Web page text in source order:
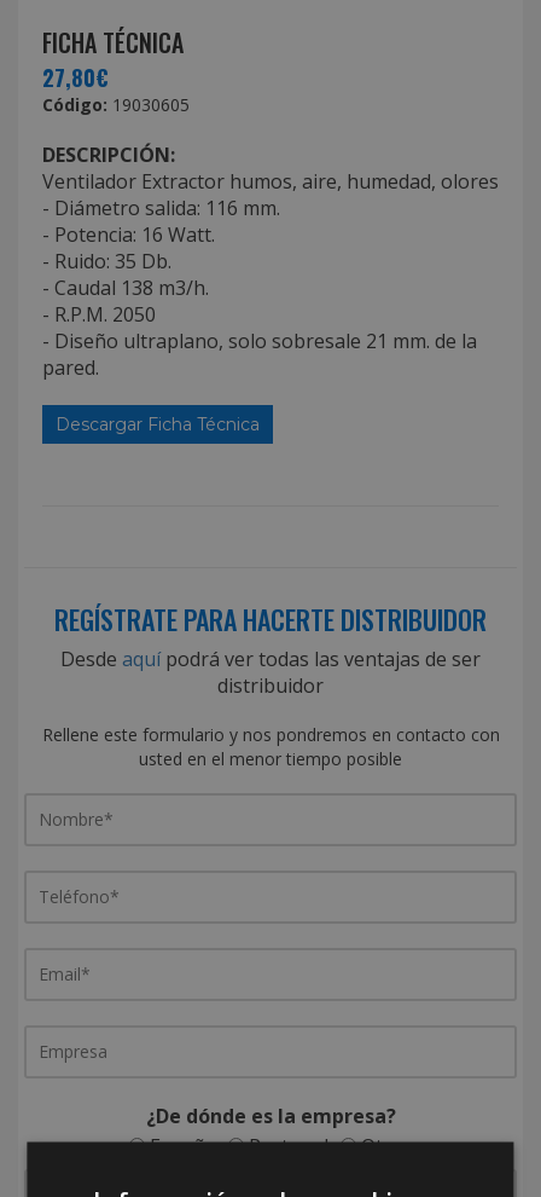
FICHA TÉCNICA
27,80€
Código: 19030605
DESCRIPCIÓN:
Ventilador Extractor humos, aire, humedad, olores
- Diámetro salida: 116 mm.
- Potencia: 16 Watt.
- Ruido: 35 Db.
- Caudal 138 m3/h.
- R.P.M. 2050
- Diseño ultraplano, solo sobresale 21 mm. de la
pared.
Descargar Ficha Técnica
REGÍSTRATE PARA HACERTE DISTRIBUIDOR
Desde aquípodrá ver todas las ventajas de ser
distribuidor
Rellene este formulario y nos pondremos en contacto con
usted en el menor tiempo posible
¿De dónde es la empresa?
España
Portugal Otros